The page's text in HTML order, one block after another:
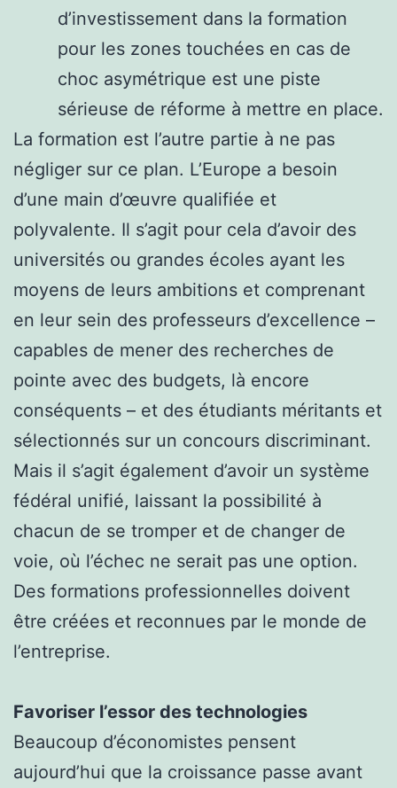
d’investissement dans la formation
pour les zones touchées en cas de
choc asymétrique est une piste
sérieuse de réforme à mettre en place.
La formation est l’autre partie à ne pas
négliger sur ce plan. L’Europe a besoin
d’une main d’œuvre qualifiée et
polyvalente. Il s’agit pour cela d’avoir des
universités ou grandes écoles ayant les
moyens de leurs ambitions et comprenant
en leur sein des professeurs d’excellence –
capables de mener des recherches de
pointe avec des budgets, là encore
conséquents – et des étudiants méritants et
sélectionnés sur un concours discriminant.
Mais il s’agit également d’avoir un système
fédéral unifié, laissant la possibilité à
chacun de se tromper et de changer de
voie, où l’échec ne serait pas une option.
Des formations professionnelles doivent
être créées et reconnues par le monde de
l’entreprise.
Favoriser l’essor des technologies
Beaucoup d’économistes pensent
aujourd’hui que la croissance passe avant